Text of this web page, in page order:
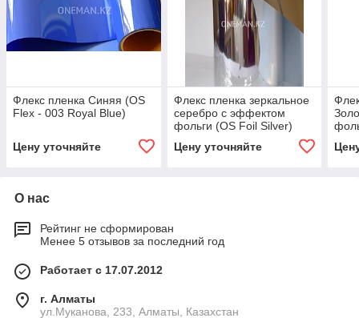
Флекс пленка Синяя (OS
Flex - 003 Royal Blue)
Цену уточняйте
Флекс пленка зеркальное
серебро с эффектом
фольги (OS Foil Silver)
Цену уточняйте
О нас
Рейтинг не сформирован
Менее 5 отзывов за последний год
Работает с 17.07.2012
г. Алматы
ул.Муканова, 233, Алматы, Казахстан